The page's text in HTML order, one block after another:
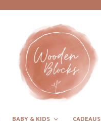
BABY & KIDS CADEAUS